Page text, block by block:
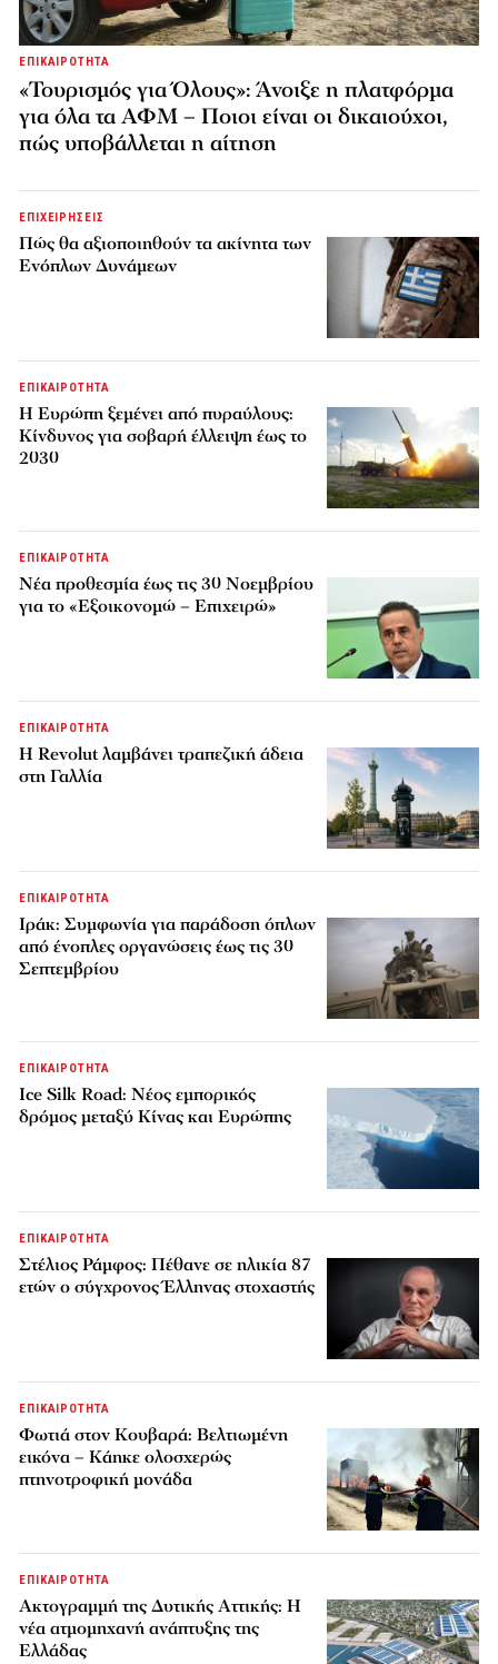
ΕΠΙΚΑΙΡΟΤΗΤΑ
«Τουρισμός για Όλους»: Άνοιξε η πλατφόρμα
για όλα τα ΑΦΜ – Ποιοι είναι οι δικαιούχοι,
πώς υποβάλλεται η αίτηση
ΕΠΙΧΕΙΡΗΣΕΙΣ
Πώς θα αξιοποιηθούν τα ακίνητα των
Ενόπλων Δυνάμεων
ΕΠΙΚΑΙΡΟΤΗΤΑ
H Ευρώπη ξεμένει από πυραύλους:
Κίνδυνος για σοβαρή έλλειψη έως το
2030
ΕΠΙΚΑΙΡΟΤΗΤΑ
Νέα προθεσμία έως τις 30 Νοεμβρίου
για το «Εξοικονομώ – Επιχειρώ»
ΕΠΙΚΑΙΡΟΤΗΤΑ
Η Revolut λαμβάνει τραπεζική άδεια
στη Γαλλία
ΕΠΙΚΑΙΡΟΤΗΤΑ
Ιράκ: Συμφωνία για παράδοση όπλων
από ένοπλες οργανώσεις έως τις 30
Σεπτεμβρίου
ΕΠΙΚΑΙΡΟΤΗΤΑ
Ice Silk Road: Nέος εμπορικός
δρόμος μεταξύ Κίνας και Ευρώπης
ΕΠΙΚΑΙΡΟΤΗΤΑ
Στέλιος Ράμφος: Πέθανε σε ηλικία 87
ετών ο σύγχρονος Έλληνας στοχαστής
ΕΠΙΚΑΙΡΟΤΗΤΑ
Φωτιά στον Κουβαρά: Βελτιωμένη
εικόνα – Κάηκε ολοσχερώς
πτηνοτροφική μονάδα
ΕΠΙΚΑΙΡΟΤΗΤΑ
Ακτογραμμή της Δυτικής Αττικής: Η
νέα ατμομηχανή ανάπτυξης της
Ελλάδας